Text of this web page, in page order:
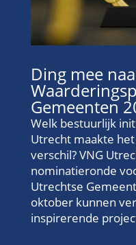
Ding mee
Gemeenten
Welk bestuurlijk
Utrecht maakte
verschil? VNG
nominatieronde
Utrechtse
oktober kunnen
inspirerende